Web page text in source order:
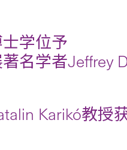
学位予
名学者Jeffrey
Karikó教授